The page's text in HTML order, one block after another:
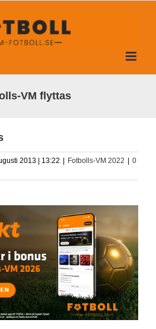
VM flyttas
2013 | 13:22 | Fotbolls-VM 2022 | 0